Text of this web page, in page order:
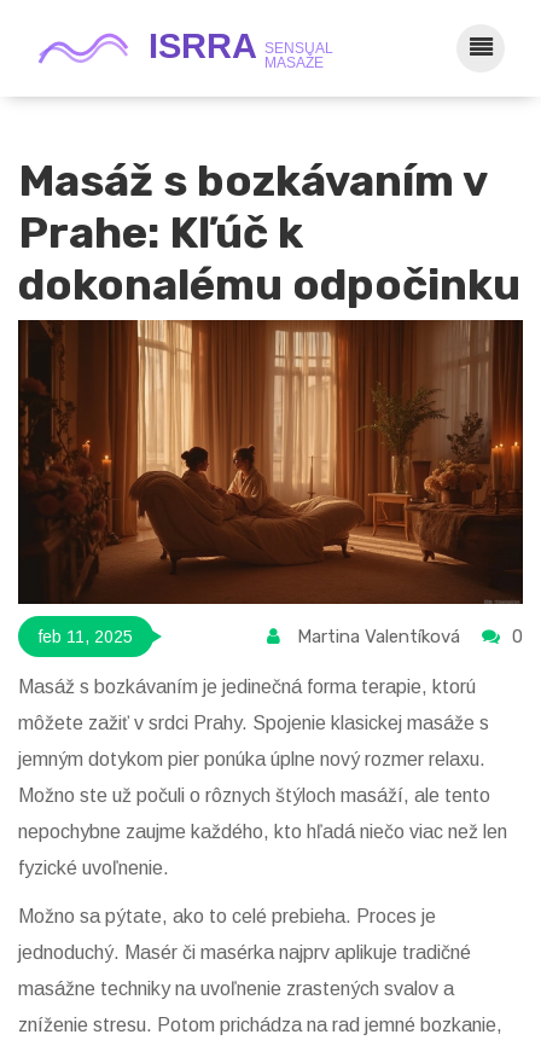
Masáž s bozkávaním v
Prahe: Kľúč k
dokonalému odpočinku
feb 11, 2025 Martina Valentíková 0
Masáž s bozkávaním je jedinečná forma terapie, ktorú
môžete zažiť v srdci Prahy. Spojenie klasickej masáže s
jemným dotykom pier ponúka úplne nový rozmer relaxu.
Možno ste už počuli o rôznych štýloch masáží, ale tento
nepochybne zaujme každého, kto hľadá niečo viac než len
fyzické uvoľnenie.
Možno sa pýtate, ako to celé prebieha. Proces je
jednoduchý. Masér či masérka najprv aplikuje tradičné
masážne techniky na uvoľnenie zrastených svalov a
zníženie stresu. Potom prichádza na rad jemné bozkanie,